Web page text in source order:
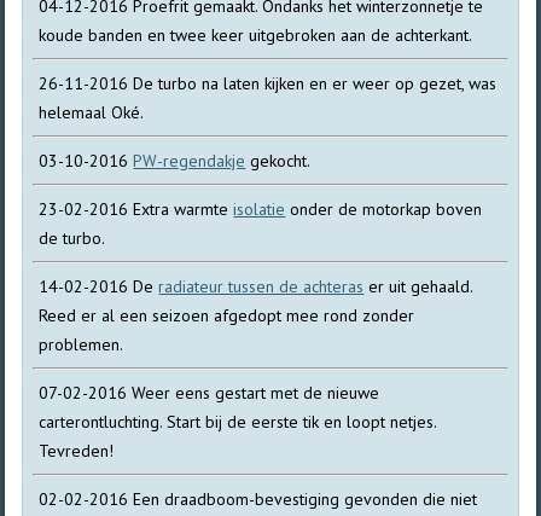
04-12-2016 Proefrit gemaakt. Ondanks het winterzonnetje te
koude banden en twee keer uitgebroken aan de achterkant.
26-11-2016 De turbo na laten kijken en er weer op gezet, was
helemaal Oké.
03-10-2016PW-regendakje gekocht.
23-02-2016 Extra warmteisolatie onder de motorkap boven
de turbo.
14-02-2016 Deradiateur tussen de achteras er uit gehaald.
Reed er al een seizoen afgedopt mee rond zonder
problemen.
07-02-2016 Weer eens gestart met de nieuwe
carterontluchting. Start bij de eerste tik en loopt netjes.
Tevreden!
02-02-2016 Een draadboom-bevestiging gevonden die niet